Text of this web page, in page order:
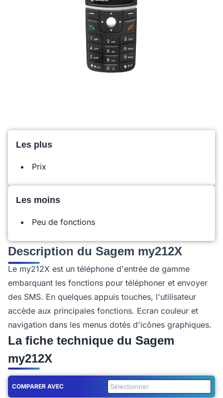
Les plus
Prix
Les moins
Peu de fonctions
Description du Sagem my212X
Le my212X est un téléphone d'entrée de gamme
embarquant les fonctions pour téléphoner et envoyer
des SMS. En quelques appuis touches, l'utilisateur
accède aux principales fonctions. Ecran couleur et
navigation dans les menus dotés d'icônes graphiques.
La fiche technique du Sagem
my212X
COMPARER AVEC